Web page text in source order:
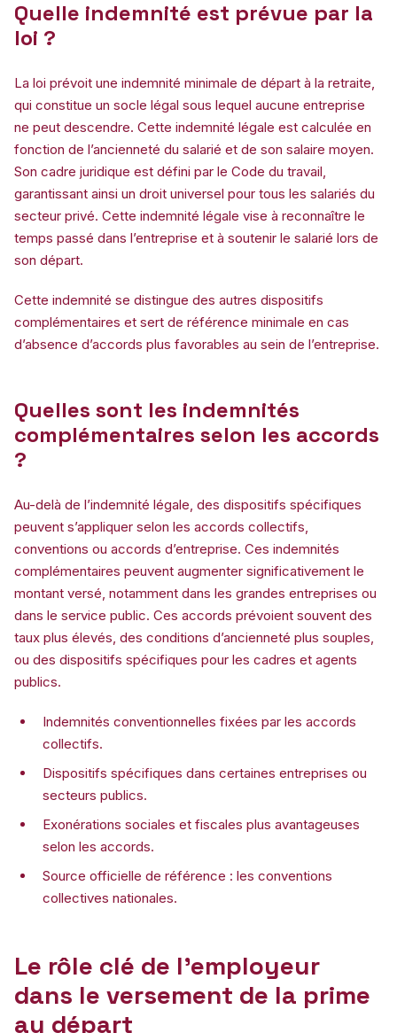
Quelle indemnité est prévue par la
loi ?
La loi prévoit une indemnité minimale de départ à la retraite,
qui constitue un socle légal sous lequel aucune entreprise
ne peut descendre. Cette indemnité légale est calculée en
fonction de l’ancienneté du salarié et de son salaire moyen.
Son cadre juridique est défini par le Code du travail,
garantissant ainsi un droit universel pour tous les salariés du
secteur privé. Cette indemnité légale vise à reconnaître le
temps passé dans l’entreprise et à soutenir le salarié lors de
son départ.
Cette indemnité se distingue des autres dispositifs
complémentaires et sert de référence minimale en cas
d’absence d’accords plus favorables au sein de l’entreprise.
Quelles sont les indemnités
complémentaires selon les accords
?
Au-delà de l’indemnité légale, des dispositifs spécifiques
peuvent s’appliquer selon les accords collectifs,
conventions ou accords d’entreprise. Ces indemnités
complémentaires peuvent augmenter significativement le
montant versé, notamment dans les grandes entreprises ou
dans le service public. Ces accords prévoient souvent des
taux plus élevés, des conditions d’ancienneté plus souples,
ou des dispositifs spécifiques pour les cadres et agents
publics.
Indemnités conventionnelles fixées par les accords
collectifs.
Dispositifs spécifiques dans certaines entreprises ou
secteurs publics.
Exonérations sociales et fiscales plus avantageuses
selon les accords.
Source officielle de référence : les conventions
collectives nationales.
Le rôle clé de l’employeur
dans le versement de la prime
au départ